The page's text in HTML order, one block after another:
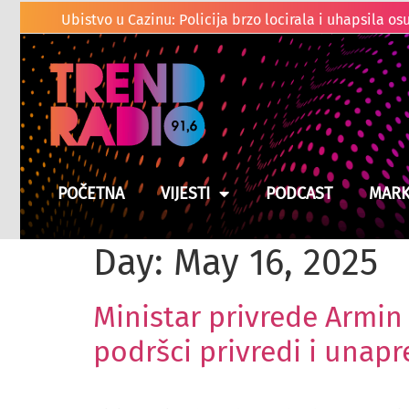
POČETNA VIJESTI PODCAST
Day: May 16, 2025
Ministar privrede
podršci privredi i